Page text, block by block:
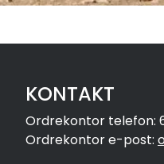
KONTAKT
Ordrekontor telefon:
Ordrekontor e-post: